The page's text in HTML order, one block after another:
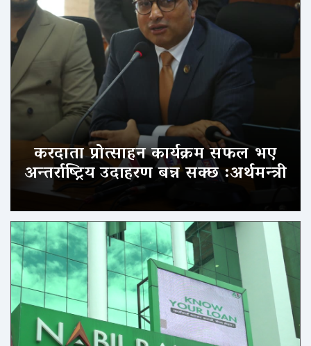
करदाता प्रोत्साहन कार्यक्रम सफल भए
अन्तर्राष्ट्रिय उदाहरण बन्न सक्छ :अर्थमन्त्री